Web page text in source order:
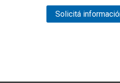
Solicitá